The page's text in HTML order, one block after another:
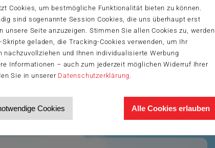
Cookies, um bestmögliche Funktionalität bieten zu können.
sind sogenannte Session Cookies, die uns überhaupt erst
unsere Seite anzuzeigen. Stimmen Sie allen Cookies zu, werden
geladen, die Tracking-Cookies verwenden, um Ihr
nachzuvollziehen und Ihnen individualisierte Werbung
Informationen – auch zum jederzeit möglichen Widerruf Ihrer
Sie in unserer Datenschutzerklärung
Cookies Alle Cookies erlauben